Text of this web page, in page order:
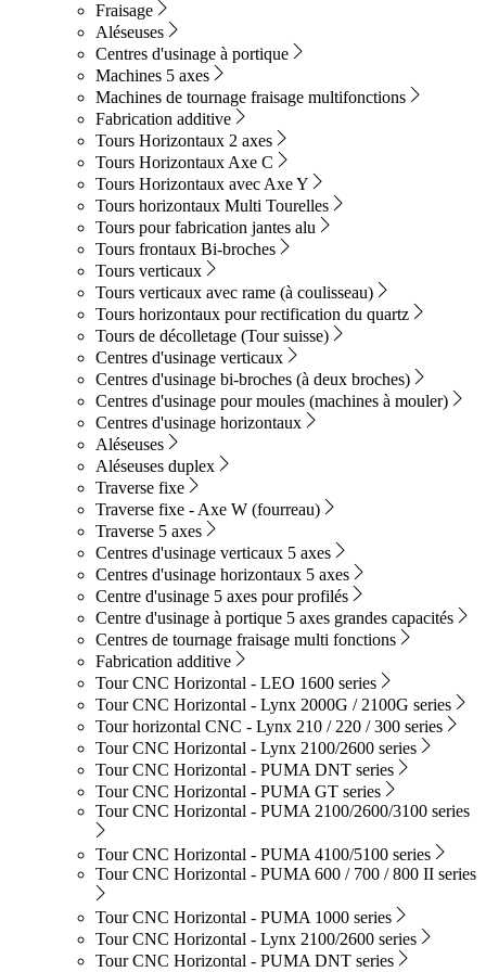
Fraisage
Aléseuses
Centres d'usinage à portique
Machines 5 axes
Machines de tournage fraisage multifonctions
Fabrication additive
Tours Horizontaux 2 axes
Tours Horizontaux Axe C
Tours Horizontaux avec Axe Y
Tours horizontaux Multi Tourelles
Tours pour fabrication jantes alu
Tours frontaux Bi-broches
Tours verticaux
Tours verticaux avec rame (à coulisseau)
Tours horizontaux pour rectification du quartz
Tours de décolletage (Tour suisse)
Centres d'usinage verticaux
Centres d'usinage bi-broches (à deux broches)
Centres d'usinage pour moules (machines à mouler)
Centres d'usinage horizontaux
Aléseuses
Aléseuses duplex
Traverse fixe
Traverse fixe - Axe W (fourreau)
Traverse 5 axes
Centres d'usinage verticaux 5 axes
Centres d'usinage horizontaux 5 axes
Centre d'usinage 5 axes pour profilés
Centre d'usinage à portique 5 axes grandes capacités
Centres de tournage fraisage multi fonctions
Fabrication additive
Tour CNC Horizontal - LEO 1600 series
Tour CNC Horizontal - Lynx 2000G / 2100G series
Tour horizontal CNC - Lynx 210 / 220 / 300 series
Tour CNC Horizontal - Lynx 2100/2600 series
Tour CNC Horizontal - PUMA DNT series
Tour CNC Horizontal - PUMA GT series
Tour CNC Horizontal - PUMA 2100/2600/3100 series
Tour CNC Horizontal - PUMA 4100/5100 series
Tour CNC Horizontal - PUMA 600 / 700 / 800 II series
Tour CNC Horizontal - PUMA 1000 series
Tour CNC Horizontal - Lynx 2100/2600 series
Tour CNC Horizontal - PUMA DNT series